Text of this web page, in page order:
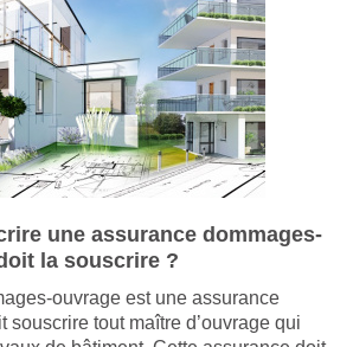
une assurance dommages-
la souscrire ?
ouvrage est une assurance
souscrire tout maître d’ouvrage qui